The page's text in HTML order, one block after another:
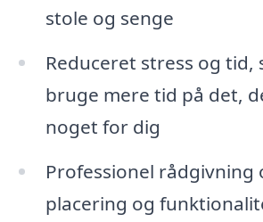
stole og senge
Reduceret stress og tid,
bruge mere tid på det,
noget for dig
Professionel rådgivning
placering og